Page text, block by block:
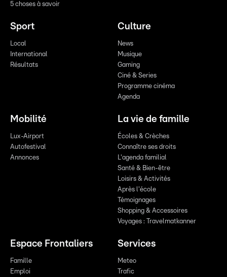
5 choses à savoir
Sport
Local
International
Résultats
Culture
News
Musique
Gaming
Ciné & Series
Programme cinéma
Agenda
Mobilité
Lux-Airport
Autofestival
Annonces
La vie de famille
Écoles & Crèches
Connaître ses droits
L'agenda familial
Santé & Bien-être
Loisirs & Activités
Après l'école
Témoignages
Shopping & Accessoires
Voyages : Travelmatkanner
Espace Frontaliers
Famille
Emploi
Services
Meteo
Trafic